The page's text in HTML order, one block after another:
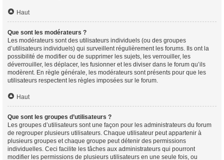
Haut
Que sont les modérateurs ?
Les modérateurs sont des utilisateurs individuels (ou des groupes
d’utilisateurs individuels) qui surveillent régulièrement les forums. Ils ont la
possibilité de modifier ou de supprimer les sujets, les verrouiller, les
déverrouiller, les déplacer, les fusionner et les diviser dans le forum qu’ils
modèrent. En règle générale, les modérateurs sont présents pour que les
utilisateurs respectent les règles imposées sur le forum.
Haut
Que sont les groupes d’utilisateurs ?
Les groupes d’utilisateurs sont une façon pour les administrateurs du forum
de regrouper plusieurs utilisateurs. Chaque utilisateur peut appartenir à
plusieurs groupes et chaque groupe peut détenir des permissions
individuelles. Ceci facilite les tâches aux administrateurs qui pourront
modifier les permissions de plusieurs utilisateurs en une seule fois, ou